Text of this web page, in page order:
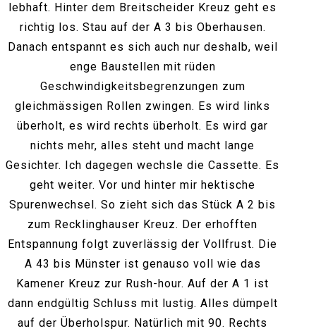
lebhaft. Hinter dem Breitscheider Kreuz geht es
richtig los. Stau auf der A 3 bis Oberhausen.
Danach entspannt es sich auch nur deshalb, weil
enge Baustellen mit rüden
Geschwindigkeitsbegrenzungen zum
gleichmässigen Rollen zwingen. Es wird links
überholt, es wird rechts überholt. Es wird gar
nichts mehr, alles steht und macht lange
Gesichter. Ich dagegen wechsle die Cassette. Es
geht weiter. Vor und hinter mir hektische
Spurenwechsel. So zieht sich das Stück A 2 bis
zum Recklinghauser Kreuz. Der erhofften
Entspannung folgt zuverlässig der Vollfrust. Die
A 43 bis Münster ist genauso voll wie das
Kamener Kreuz zur Rush-hour. Auf der A 1 ist
dann endgültig Schluss mit lustig. Alles dümpelt
auf der Überholspur. Natürlich mit 90. Rechts